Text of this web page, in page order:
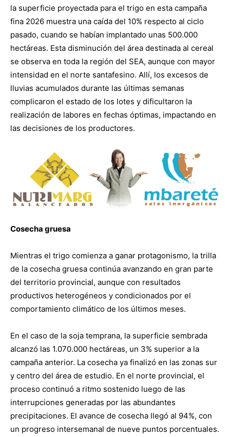
la superficie proyectada para el trigo en esta campaña
fina 2026 muestra una caída del 10% respecto al ciclo
pasado, cuando se habían implantado unas 500.000
hectáreas. Esta disminución del área destinada al cereal
se observa en toda la región del SEA, aunque con mayor
intensidad en el norte santafesino. Allí, los excesos de
lluvias acumulados durante las últimas semanas
complicaron el estado de los lotes y dificultaron la
realización de labores en fechas óptimas, impactando en
las decisiones de los productores.
Cosecha gruesa
Mientras el trigo comienza a ganar protagonismo, la trilla
de la cosecha gruesa continúa avanzando en gran parte
del territorio provincial, aunque con resultados
productivos heterogéneos y condicionados por el
comportamiento climático de los últimos meses.
En el caso de la soja temprana, la superficie sembrada
alcanzó las 1.070.000 hectáreas, un 3% superior a la
campaña anterior. La cosecha ya finalizó en las zonas sur
y centro del área de estudio. En el norte provincial, el
proceso continuó a ritmo sostenido luego de las
interrupciones generadas por las abundantes
precipitaciones. El avance de cosecha llegó al 94%, con
un progreso intersemanal de nueve puntos porcentuales.